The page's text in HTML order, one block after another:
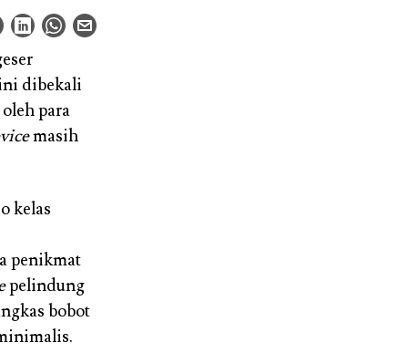
dibekali
para
masih
kelas
penikmat
pelindung
bobot